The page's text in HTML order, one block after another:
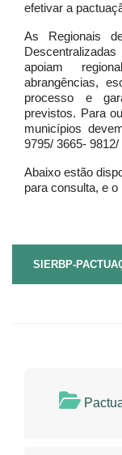
efetivar a
As Regionais
apoiam
abrangências,
processo e
previstos. Para
municípios
9795/ 3665-
Abaixo estão
para consulta, e
SIERBP-